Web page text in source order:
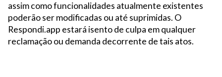
assim como funcionalidades atualmente existentes
poderão ser modificadas ou até suprimidas. O
Respondi.app estará isento de culpa em qualquer
reclamação ou demanda decorrente de tais atos.